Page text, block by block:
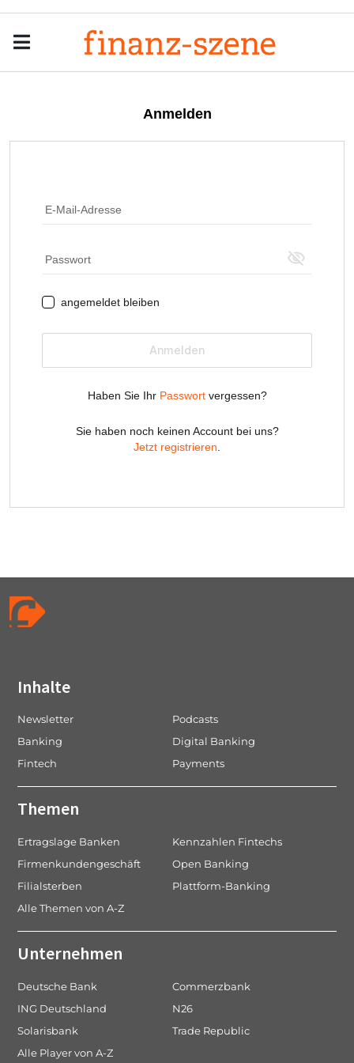
Inhalte
Newsletter
Podcasts
Banking
Digital Banking
Fintech
Payments
Themen
Ertragslage Banken
Kennzahlen Fintechs
Firmenkundengeschäft
Open Banking
Filialsterben
Plattform-Banking
Alle Themen von A-Z
Unternehmen
Deutsche Bank
Commerzbank
ING Deutschland
N26
Solarisbank
Trade Republic
Alle Player von A-Z